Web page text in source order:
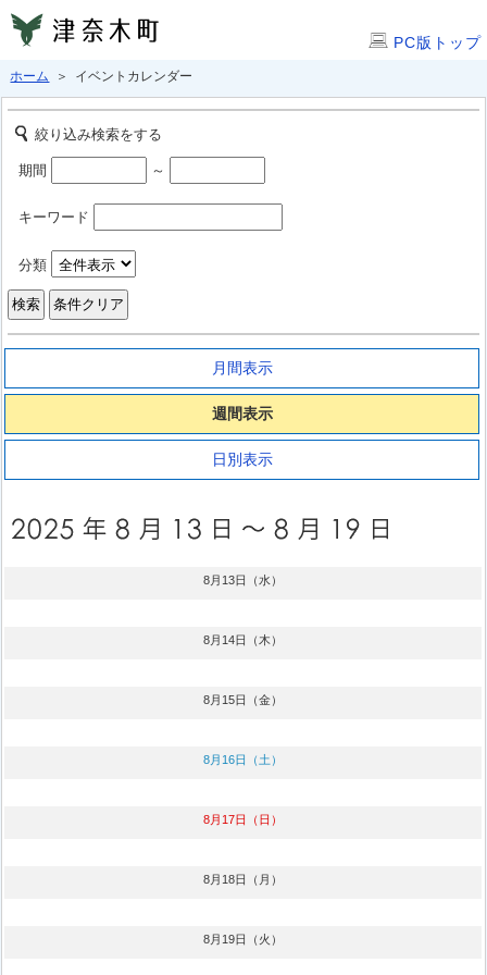
PC版トップ
ホーム ＞ イベントカレンダー
絞り込み検索をする
期間 ～
キーワード
分類
月間表示
週間表示
日別表示
8月13日（水）
8月14日（木）
8月15日（金）
8月16日（土）
8月17日（日）
8月18日（月）
8月19日（火）